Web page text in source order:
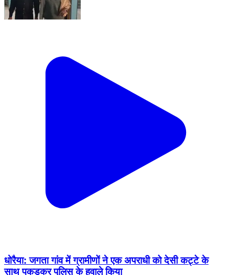
धोरैया: जगता गांव में ग्रामीणों ने एक अपराधी को देसी कट्टे के
साथ पकड़कर पुलिस के हवाले किया